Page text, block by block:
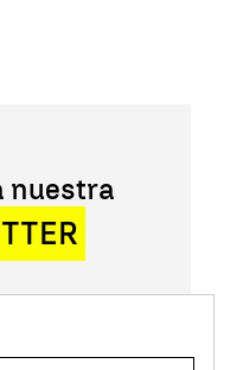
nuestra